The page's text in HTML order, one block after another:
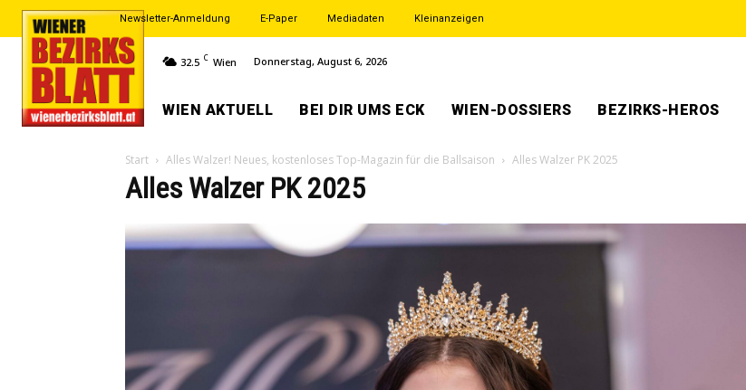
Newsletter-Anmeldung E-Paper Mediadaten Kleinanzeigen
32.5 C Wien Donnerstag, August 6, 2026
WIEN AKTUELL BEI DIR UMS ECK WIEN-DOSSIERS BEZIRKS-HEROS
Start Alles Walzer! Neues, kostenloses Top-Magazin für die Ballsaison Alles Walzer PK 2025
Alles Walzer PK 2025